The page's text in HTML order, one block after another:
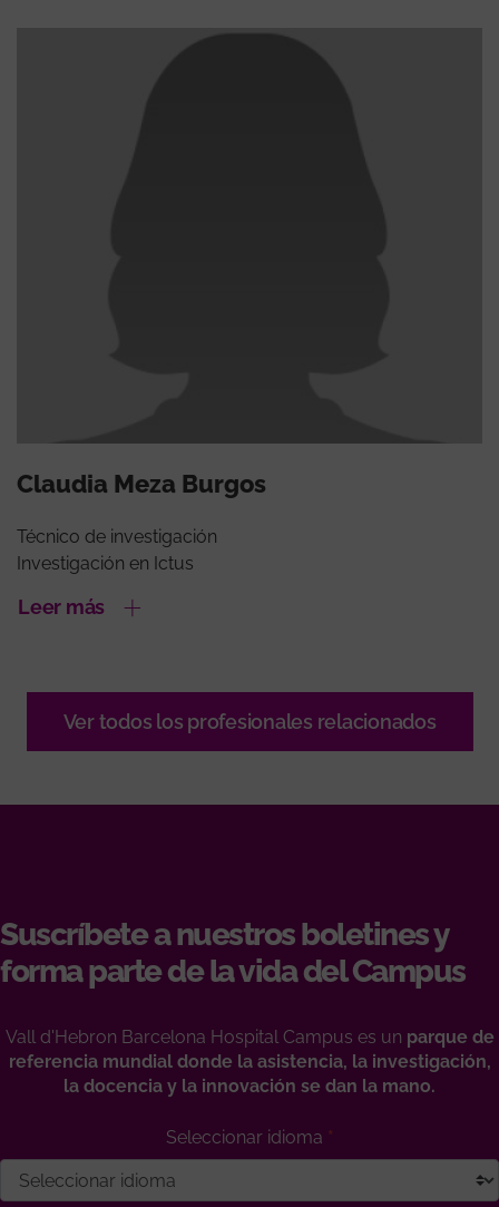
Claudia Meza Burgos
Técnico de investigación
Investigación en Ictus
Leer más
Ver todos los profesionales relacionados
Suscríbete a nuestros boletines y
forma parte de la vida del Campus
Vall d'Hebron Barcelona Hospital Campus es un parque de
referencia mundial donde la asistencia, la investigación,
la docencia y la innovación se dan la mano.
Seleccionar idioma